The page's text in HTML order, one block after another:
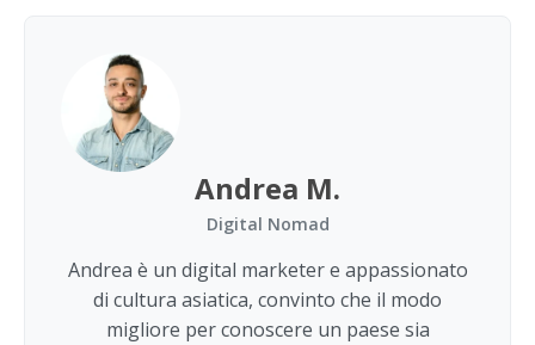
Andrea M.
Digital Nomad
Andrea è un digital marketer e appassionato
di cultura asiatica, convinto che il modo
migliore per conoscere un paese sia